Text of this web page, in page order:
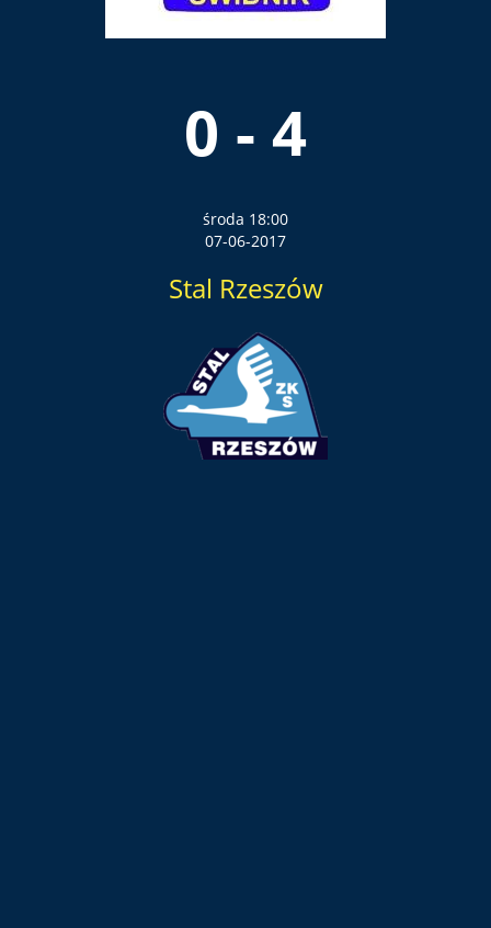
0 - 4
środa 18:00
07-06-2017
Stal Rzeszów